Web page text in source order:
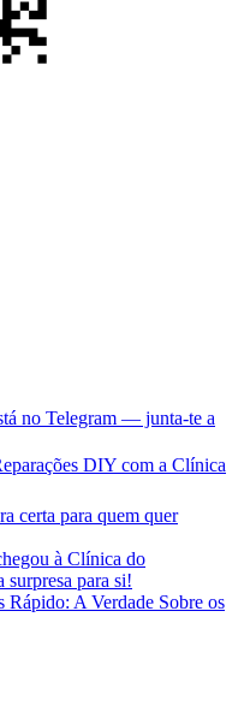
no Telegram — junta-te a
DIY com a Clínica
certa para quem quer
à Clínica do
para si!
A Verdade Sobre os